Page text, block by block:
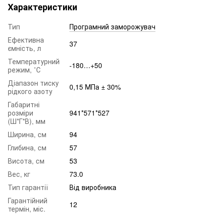
Характеристики
Тип
Програмний заморожувач
Ефективна
ємність, л
37
Температурний
режим, ˚С
-180…+50
Діапазон тиску
рідкого азоту
0,15 МПа ± 30%
Габаритні
розміри
(Ш*Г*В), мм
941*571*527
Ширина, см
94
Глибина, см
57
Висота, см
53
Вес, кг
73.0
Тип гарантії
Від виробника
Гарантійний
термін, міс.
12